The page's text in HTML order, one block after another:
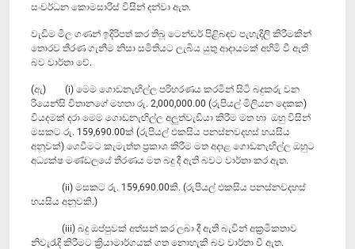
සංවර්ධන කොමසාරිස් විසින් දන්වා ඇත.
වැඩිම මිල ගණන් ඉදිරිපත් කර තිබූ ටෙන්‍ඩර් පිළිබඳව පැහැදිලි කිරීමකින්
තොරව ‍තීරණ ගැනීම නිසා සමිතියට ලැබිය යුතු ආදා‍යමක් අහිමි වී ඇති
බව වාර්තා වේ.
(ඇ) (i) මෙම ‍ගොඩනැඟිල්ල පරිහරණය කරමින් සිටි බදුකරු වන
රියෙන්සි විතානගේ මහතා රු. 2,000,000.00 (රුපියල් මිලියන දෙකක)
වියදමක් දරා මෙම ගොඩනැඟිල්ල අලුත්වැඩියා කිරීම මත හා ඔහු විසින්
මසකට රු. 159,690.00ක් (රුපියල් එකසිය පනස්නවදහස් හයසිය
අනූවක්) ගෙවීමට කැමැත්ත ප්‍රකාශ කිරීම මත අදාළ ගොඩනැඟිල්ල ඔහුට
අධ්‍යක්ෂ මණ්ඩලයේ තීරණය මත බදු දී ඇති බවට වාර්තා කර ඇත.
(ii) මසකට රු. 159,690.00කි. (රුපියල් එකසිය පනස්නවදහස්
හයසිය අනූවකි.)
(iii) බදු ඔප්පුවක් අත්සන් කර ලබා දී ඇති බැවින් අක්‍රමිකතාව
නිවැරැදි කිරීමට ක්‍රියාමාර්ගයක් ගත නොහැකි බව වාර්තා වී ඇත.